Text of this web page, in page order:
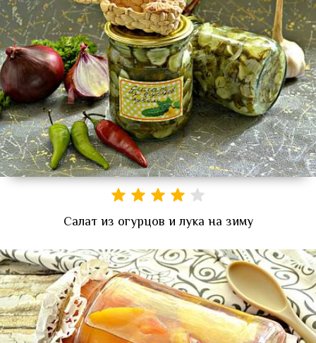
Салат из огурцов и лука на зиму